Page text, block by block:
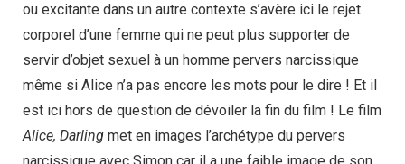
ou excitante dans un autre contexte s’avère ici le rejet
corporel d’une femme qui ne peut plus supporter de
servir d’objet sexuel à un homme pervers narcissique
même si Alice n’a pas encore les mots pour le dire ! Et il
est ici hors de question de dévoiler la fin du film ! Le film
Alice, Darling met en images l’archétype du pervers